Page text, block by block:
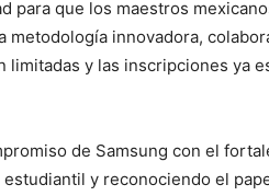
para que los maestros
metodología innovadora,
limitadas y las inscripciones ya
de Samsung con el
y reconociendo el